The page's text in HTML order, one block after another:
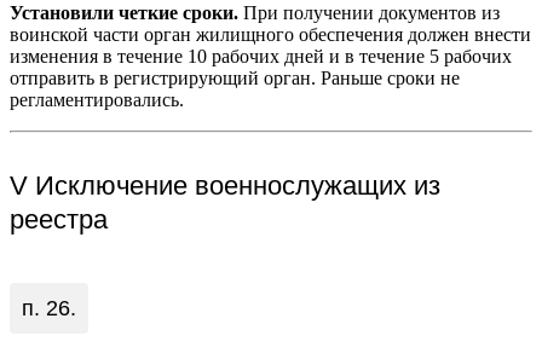
Установили четкие сроки. При получении документов из
воинской части орган жилищного обеспечения должен внести
изменения в течение 10 рабочих дней и в течение 5 рабочих
отправить в регистрирующий орган. Раньше сроки не
регламентировались.
V Исключение военнослужащих из
реестра
п. 26.